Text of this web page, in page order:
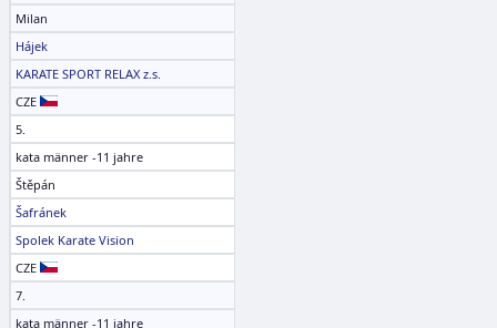
Milan
Hájek
KARATE SPORT RELAX z.s.
CZE
5.
kata männer -11 jahre
Štěpán
Šafránek
Spolek Karate Vision
CZE
7.
kata männer -11 jahre